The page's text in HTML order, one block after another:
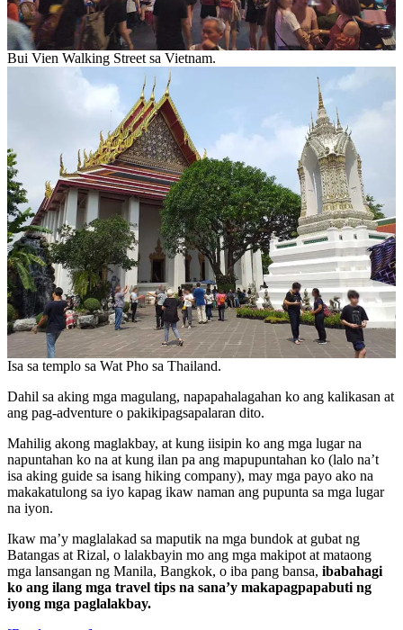
Bui Vien Walking Street sa Vietnam.
Isa sa templo sa Wat Pho sa Thailand.
Dahil sa aking mga magulang, napapahalagahan ko ang kalikasan at
ang pag-adventure o pakikipagsapalaran dito.
Mahilig akong maglakbay, at kung iisipin ko ang mga lugar na
napuntahan ko na at kung ilan pa ang mapupuntahan ko (lalo na’t
isa aking guide sa isang hiking company), may mga payo ako na
makakatulong sa iyo kapag ikaw naman ang pupunta sa mga lugar
na iyon.
Ikaw ma’y maglalakad sa maputik na mga bundok at gubat ng
Batangas at Rizal, o lalakbayin mo ang mga makipot at mataong
mga lansangan ng Manila, Bangkok, o iba pang bansa, ibabahagi
ko ang ilang mga travel tips na sana’y makapagpapabuti ng
iyong mga paglalakbay.